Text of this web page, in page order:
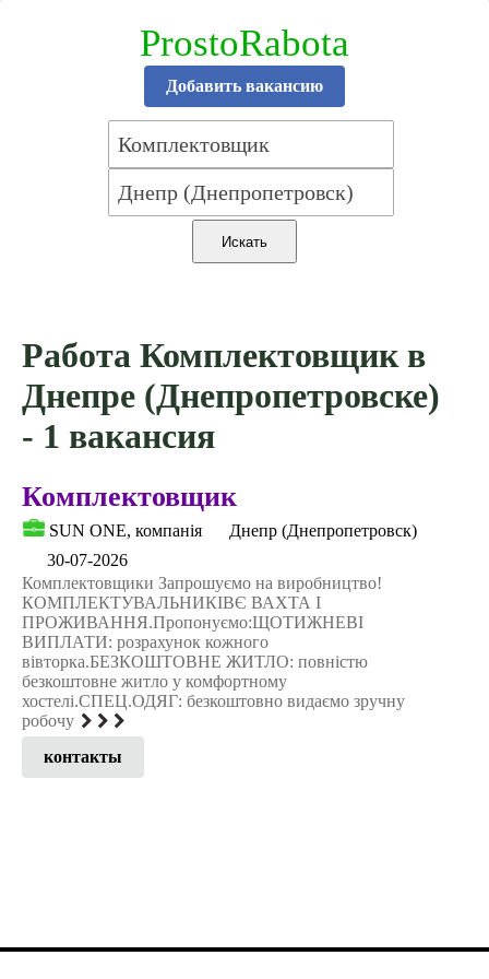
ProstoRabota
Добавить вакансию
Работа Комплектовщик в
Днепре (Днепропетровске)
- 1 вакансия
Комплектовщик
SUN ONE, компанія
Днепр (Днепропетровск)
30-07-2026
Комплектовщики Запрошуємо на виробництво!
КОМПЛЕКТУВАЛЬНИКІВЄ ВАХТА І
ПРОЖИВАННЯ.Пропонуємо:ЩОТИЖНЕВІ
ВИПЛАТИ: розрахунок кожного
вівторка.БЕЗКОШТОВНЕ ЖИТЛО: повністю
безкоштовне житло у комфортному
хостелі.СПЕЦ.ОДЯГ: безкоштовно видаємо зручну
робочу
контакты